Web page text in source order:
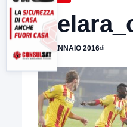
18 GENNAIO 2016di